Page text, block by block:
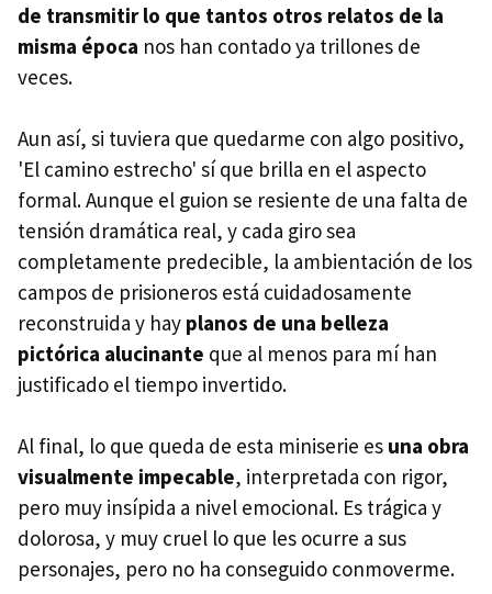
de transmitir lo que tantos otros relatos de la
misma época nos han contado ya trillones de
veces.
Aun así, si tuviera que quedarme con algo positivo,
'El camino estrecho' sí que brilla en el aspecto
formal. Aunque el guion se resiente de una falta de
tensión dramática real, y cada giro sea
completamente predecible, la ambientación de los
campos de prisioneros está cuidadosamente
reconstruida y hay planos de una belleza
pictórica alucinante que al menos para mí han
justificado el tiempo invertido.
Al final, lo que queda de esta miniserie es una obra
visualmente impecable, interpretada con rigor,
pero muy insípida a nivel emocional. Es trágica y
dolorosa, y muy cruel lo que les ocurre a sus
personajes, pero no ha conseguido conmoverme.